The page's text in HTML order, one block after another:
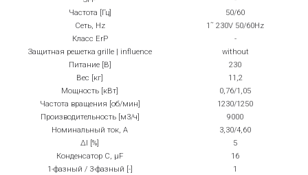
Частота [Гц]
50/60
Сеть, Hz
1˜ 230V 50/60Hz
Класс ErP
-
Защитная решетка grille | influence
without
Питание [В]
230
Вес [кг]
11,2
Мощность [кВт]
0,76/1,05
Частота вращения [об/мин]
1230/1250
Производительность [м3/ч]
9000
Номинальный ток, А
3,30/4,60
ΔI [%]
5
Конденсатор C, μF
16
1-фазный / 3-фазный [-]
1